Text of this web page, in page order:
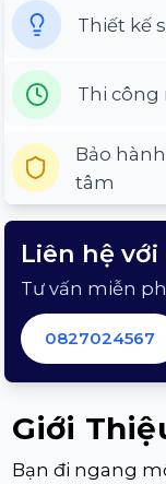
Thiết kế
Thi công
Bảo
tâm
Liên hệ
Tư vấn miễn
0827024567
Giới
Bạn đi ngang